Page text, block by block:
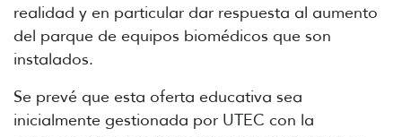
realidad y en particular dar respuesta al aumento
del parque de equipos biomédicos que son
instalados.
Se prevé que esta oferta educativa sea
inicialmente gestionada por UTEC con la